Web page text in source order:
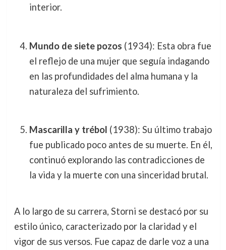
interior.
Mundo de siete pozos (1934): Esta obra fue
el reflejo de una mujer que seguía indagando
en las profundidades del alma humana y la
naturaleza del sufrimiento.
Mascarilla y trébol (1938): Su último trabajo
fue publicado poco antes de su muerte. En él,
continuó explorando las contradicciones de
la vida y la muerte con una sinceridad brutal.
A lo largo de su carrera, Storni se destacó por su
estilo único, caracterizado por la claridad y el
vigor de sus versos. Fue capaz de darle voz a una